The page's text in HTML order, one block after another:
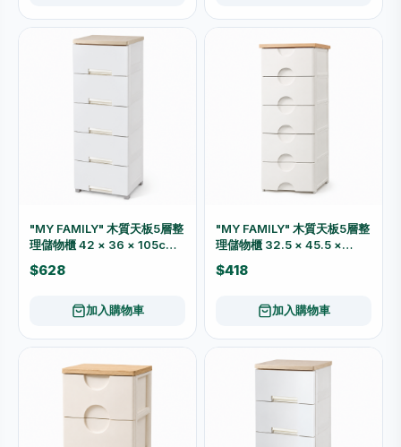
"MY FAMILY" 木質天板5層整
理儲物櫃 42 × 36 × 105cm
6319
$628
加入購物車
"MY FAMILY" 木質天板5層整
理儲物櫃 32.5 × 45.5 ×
89cm 5675
$418
加入購物車